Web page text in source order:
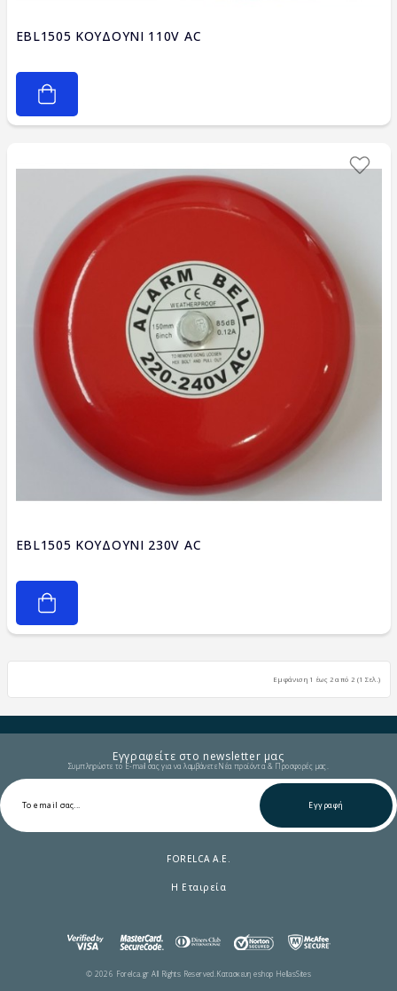
EBL1505 ΚΟΥΔΟΥΝΙ 110V AC
EBL1505 ΚΟΥΔΟΥΝΙ 230V AC
Εμφάνιση 1 έως 2 από 2 (1 Σελ.)
Εγγραφείτε στο newsletter μας
Συμπληρώστε το E-mail σας για να λαμβάνετε Νέα προϊόντα & Προσφορές μας.
Εγγραφή
FORELCA A.E.
Η Εταιρεία
© 2026 Forelca.gr All Rights Reserved. Κατασκευη eshop HellasSites